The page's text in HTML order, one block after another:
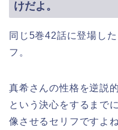
けだよ。
同じ5巻42話に登場し
フ。
真希さんの性格を逆説
という決心をするまで
像させるセリフですよね